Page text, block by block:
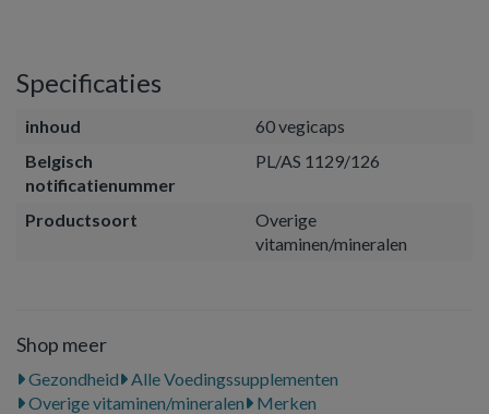
Specificaties
inhoud
60 vegicaps
Belgisch
notificatienummer
PL/AS 1129/126
Productsoort
Overige
vitaminen/mineralen
Shop meer
Gezondheid
Alle Voedingssupplementen
Overige vitaminen/mineralen
Merken